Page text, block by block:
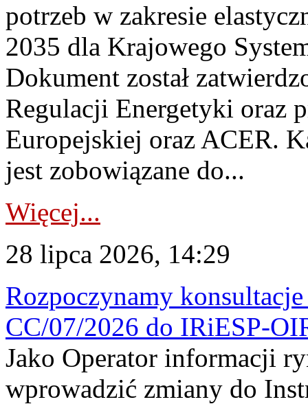
potrzeb w zakresie
2035 dla Krajowego
Dokument został
Regulacji Energetyki oraz
Europejskiej oraz ACER.
jest zobowiązane do...
Więcej...
28 lipca 2026, 14:29
Rozpoczynamy
CC/07/2026 do IRiESP-
Jako Operator informacji
wprowadzić zmiany do